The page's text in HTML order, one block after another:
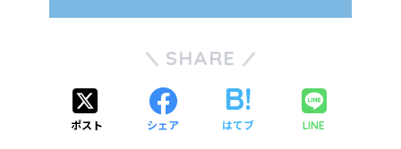
SHARE
ポスト シェア はてブ LINE